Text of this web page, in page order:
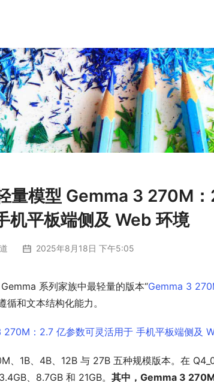
量模型 Gemma 3 270M
机平板端侧及 Web 环境
2025年8月18日 下午5:05
系列家族中最轻量的版本“Gemma 3
和文本结构化能力。
、1B、4B、12B 与 27B 五种规模版本。在
、8.7GB 和 21GB。 其中，Gemma 3